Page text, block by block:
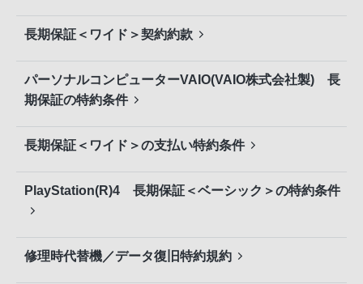
長期保証＜ワイド＞契約約款
パーソナルコンピューターVAIO(VAIO株式会社製) 長
期保証の特約条件
長期保証＜ワイド＞の支払い特約条件
PlayStation(R)4 長期保証＜ベーシック＞の特約条件
修理時代替機／データ復旧特約規約